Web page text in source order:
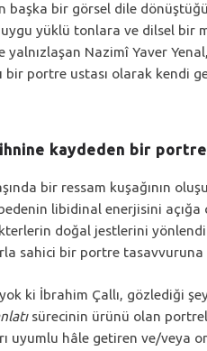
başka bir görsel dile
yüklü tonlara ve dilsel bir
yalnızlaşan Nazimî Yaver
bir portre ustası olarak kendi
kaydeden bir
bir ressam kuşağının
libidinal enerjisini açığa
doğal jestlerini
sahici bir portre tasavvuruna
ki İbrahim Çallı, gözlediği
sürecinin ürünü olan
uyumlu hâle getiren ve/veya